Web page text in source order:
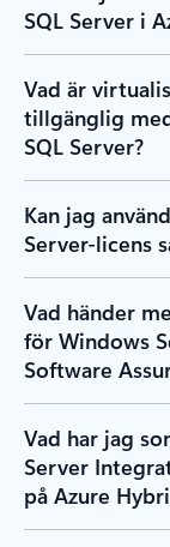
SQL Server i
Vad är
tillgänglig
SQL Server?
Kan jag
Server-licens
Vad händer
för Windows
Software
Vad har jag
Server
på Azure